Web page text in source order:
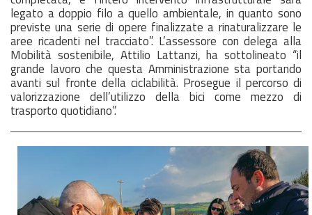
legato a doppio filo a quello ambientale, in quanto sono
previste una serie di opere finalizzate a rinaturalizzare le
aree ricadenti nel tracciato”. L’assessore con delega alla
Mobilità sostenibile, Attilio Lattanzi, ha sottolineato “il
grande lavoro che questa Amministrazione sta portando
avanti sul fronte della ciclabilità. Prosegue il percorso di
valorizzazione dell’utilizzo della bici come mezzo di
trasporto quotidiano”.